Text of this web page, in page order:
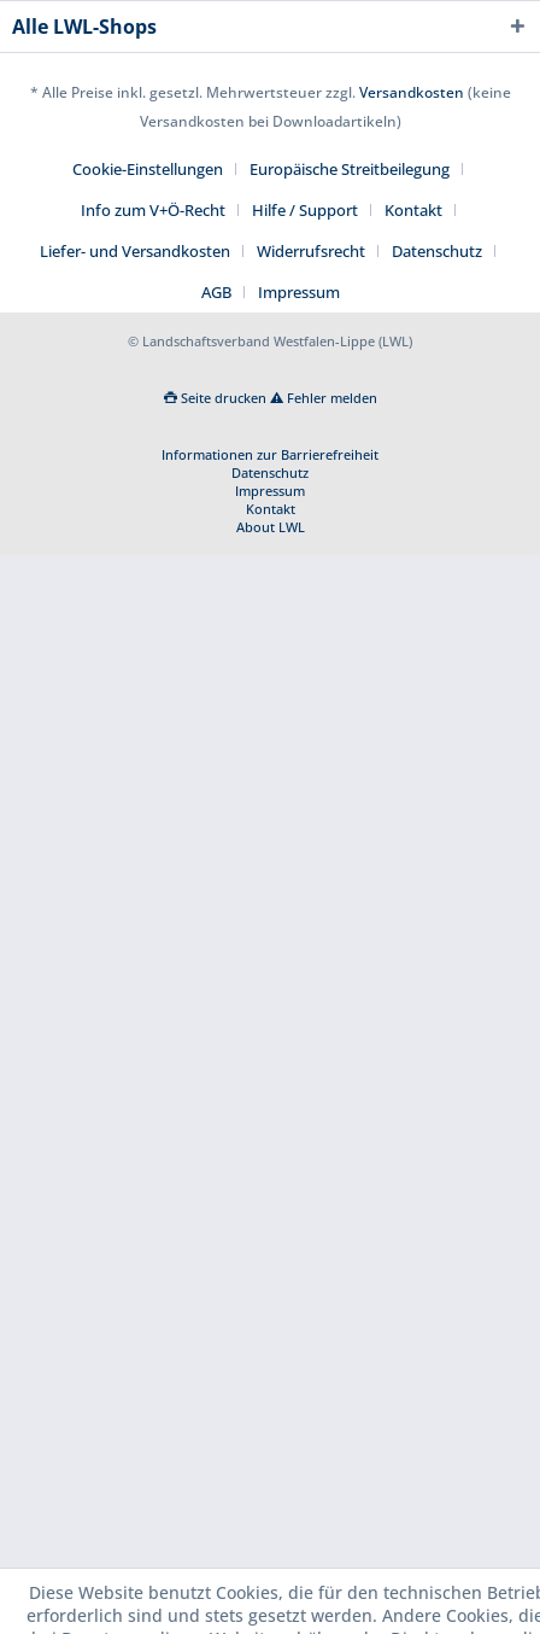
Alle LWL-Shops
* Alle Preise inkl. gesetzl. Mehrwertsteuer zzgl.Versandkosten (keine
Versandkosten bei Downloadartikeln)
Cookie-Einstellungen
Europäische Streitbeilegung
Info zum V+Ö-Recht
Hilfe / Support
Kontakt
Liefer- und Versandkosten
Widerrufsrecht
Datenschutz
AGB
Impressum
© Landschaftsverband Westfalen-Lippe (LWL)
Seite drucken Fehler melden
Informationen zur Barrierefreiheit
Datenschutz
Impressum
Kontakt
About LWL
Diese Website benutzt Cookies, die für den technischen
erforderlich sind und stets gesetzt werden. Andere Cookies,